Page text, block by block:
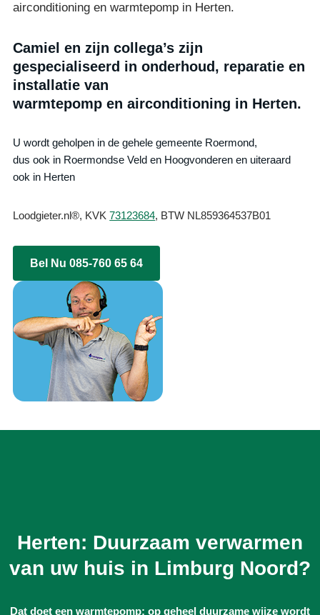
airconditioning en warmtepomp in Herten.
Camiel en zijn collega’s zijn
gespecialiseerd in onderhoud, reparatie en
installatie van
warmtepomp en airconditioning in Herten.
U wordt geholpen in de gehele gemeente Roermond,
dus ook in Roermondse Veld en Hoogvonderen en uiteraard
ook in Herten
Loodgieter.nl®, KVK73123684, BTW NL859364537B01
Bel Nu 085-760 65 64
Herten: Duurzaam verwarmen
van uw huis in Limburg Noord?
Dat doet een warmtepomp: op geheel duurzame wijze wordt